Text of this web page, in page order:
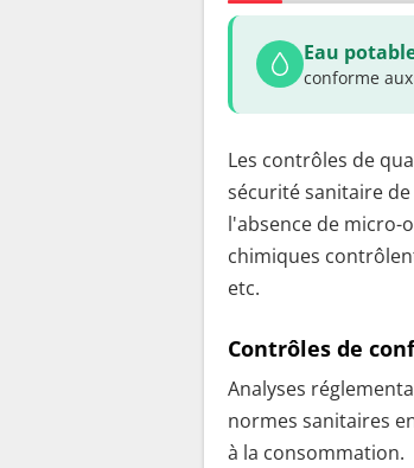
Eau
conforme
Les contrôles de
sécurité sanitaire
l'absence de micro-
chimiques
etc.
Contrôles de
Analyses
normes sanitaires
à la consommation.